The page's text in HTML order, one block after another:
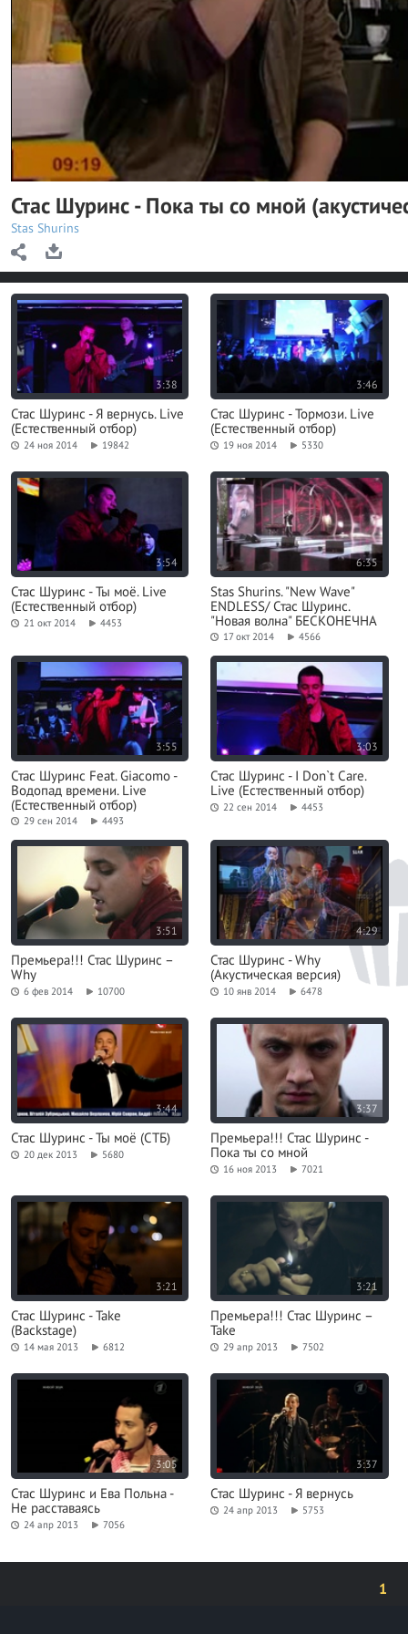
y
Стас Шуринс - Пока ты со мной
Stas Shurins
3:38
Стас Шуринс - Я вернусь. Live
(Естественный отбор)
24 ноя 2014 19842
3:46
Стас Шуринс - Тормози. Live
(Естественный отбор)
19 ноя 2014 5330
3:54
Стас Шуринс - Ты моё. Live
(Естественный отбор)
21 окт 2014 4453
6:35
Stas Shurins. "New Wave"
ENDLESS/ Стас Шуринс.
"Новая волна" БЕСКОНЕЧНА
17 окт 2014 4566
3:55
Стас Шуринс Feat. Giacomo -
Водопад времени. Live
(Естественный отбор)
29 сен 2014 4493
3:03
Стас Шуринс - I Don`t Care.
Live (Естественный отбор)
22 сен 2014 4453
3:51
Премьера!!! Стас Шуринс –
Why
6 фев 2014 10700
4:29
Стас Шуринс - Why
(Акустическая версия)
10 янв 2014 6478
3:44
Стас Шуринс - Ты моё (СТБ)
20 дек 2013 5680
3:37
Премьера!!! Стас Шуринс -
Пока ты со мной
16 ноя 2013 7021
3:21
Стас Шуринс - Take
(Backstage)
14 мая 2013 6812
3:21
Премьера!!! Стас Шуринс –
Take
29 апр 2013 7502
3:05
Стас Шуринс и Ева Польна -
Не расставаясь
24 апр 2013 7056
3:37
Стас Шуринс - Я вернусь
24 апр 2013 5753
1